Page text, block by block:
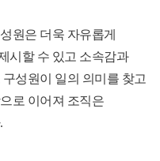
원은 더욱 자유롭게
시할 수 있고 소속감과
성원이 일의 의미를 찾고
로 이어져 조직은